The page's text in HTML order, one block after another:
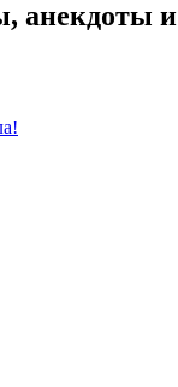
анекдоты и